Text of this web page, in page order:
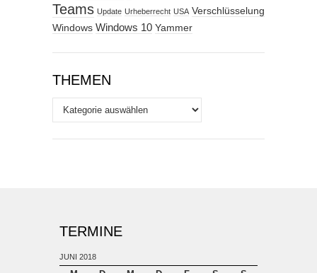
Teams Update Urheberrecht USA Verschlüsselung
Windows Windows 10 Yammer
THEMEN
Themen
TERMINE
JUNI 2018